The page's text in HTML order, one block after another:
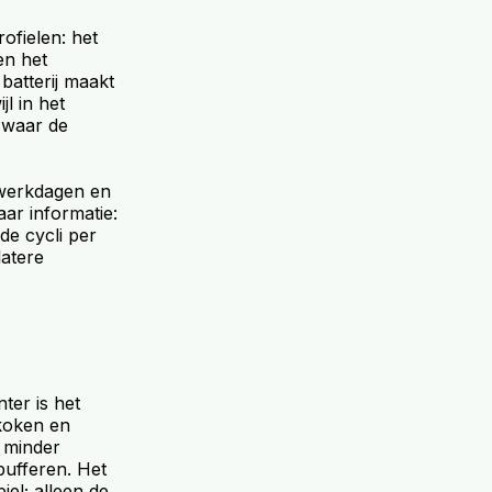
het
het
maakt
in het
de
en
informatie:
cycli per
is het
en
Het